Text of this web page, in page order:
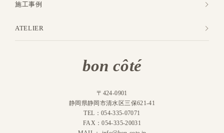
施工事例
ATELIER
bon côté
〒424-0901
静岡県静岡市清水区三保621-41
TEL：054-335-07071
FAX：054-335-20031